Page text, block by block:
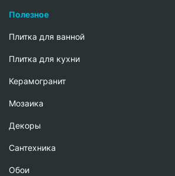
Полезное
Плитка для ванной
Плитка для кухни
Керамогранит
Мозаика
Декоры
Сантехника
Обои